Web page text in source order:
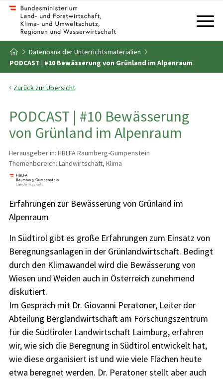
Zum Inhalt
Zum Inhaltsverzeichnis
Zur Startseite
Datenbank der Unterrichtsmaterialien
PODCAST | #10 Bewässerung von Grünland im Alpenraum
Zurück zur Übersicht
PODCAST | #10 Bewässerung
von Grünland im Alpenraum
Herausgeber:in: HBLFA Raumberg-Gumpenstein
Themenbereich: Landwirtschaft, Klima
Erfahrungen zur Bewässerung von Grünland im
Alpenraum
In Südtirol gibt es große Erfahrungen zum Einsatz von
Beregnungsanlagen in der Grünlandwirtschaft. Bedingt
durch den Klimawandel wird die Bewässerung von
Wiesen und Weiden auch in Österreich zunehmend
diskutiert.
Im Gespräch mit Dr. Giovanni Peratoner, Leiter der
Abteilung Berglandwirtschaft am Forschungszentrum
für die Südtiroler Landwirtschaft Laimburg, erfahren
wir, wie sich die Beregnung in Südtirol entwickelt hat,
wie diese organisiert ist und wie viele Flächen heute
etwa beregnet werden. Dr. Peratoner stellt aber auch